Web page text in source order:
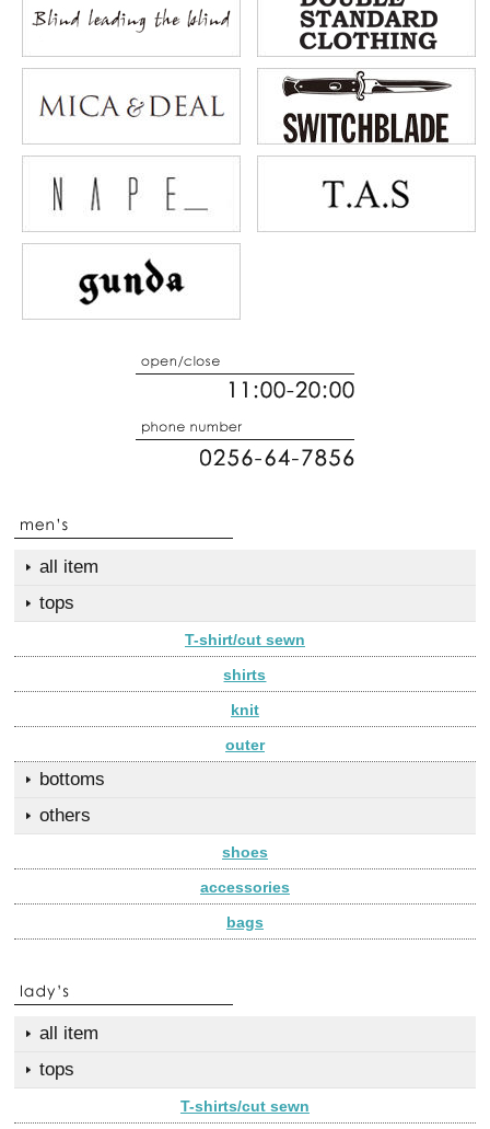
all item
tops
T-shirt/cut sewn
shirts
knit
outer
bottoms
others
shoes
accessories
bags
all item
tops
T-shirts/cut sewn